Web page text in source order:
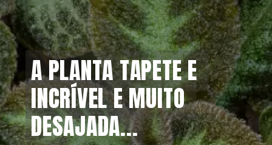
A PLANTA TAPETE E
INCRÍVEL E MUITO
DESAJADA...
A PLANTA TAPETE E
INCRÍVEL E MUITO
DESAJADA...